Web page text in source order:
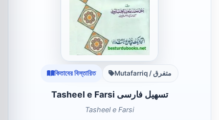
কিতাবের বিস্তারিত Mutafarriq / متفرق
Tasheel e Farsi تسھیل فارسی
Tasheel e Farsi